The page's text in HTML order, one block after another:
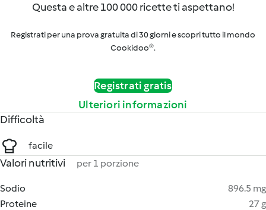
Questa e altre 100 000 ricette ti aspettano!
Registrati per una prova gratuita di 30 giorni e scopri tutto il mondo
Cookidoo®.
Registrati gratis
Ulteriori informazioni
Difficoltà
facile
Valori nutritivi per 1 porzione
Sodio
896.5 mg
Proteine
27 g